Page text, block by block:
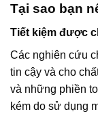
Tại sao bạn
Tiết kiệm được
Các nghiên cứu
tin cậy và cho
và những phiền
kém do sử dụng